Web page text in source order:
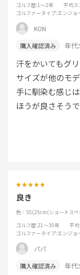
ゴルフ歴:1～2年 平均ス
ゴルファータイプ:エンジョ
KON
年代:
汗をかいてもグ
サイズが他のモ
手に馴染む感じ
ほうが良さそうで
良き
色：S5(25cm(ショートス
ゴルフ歴:21～30年 平
ゴルファータイプ:エンジョ
パパ
年代: